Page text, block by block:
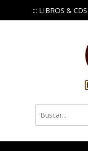
::: LIBROS &